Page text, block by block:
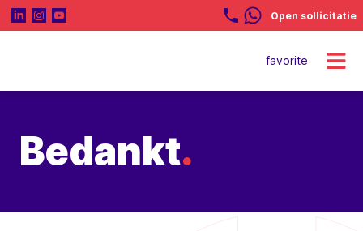
Open sollicitatie
favorite
Bedankt.